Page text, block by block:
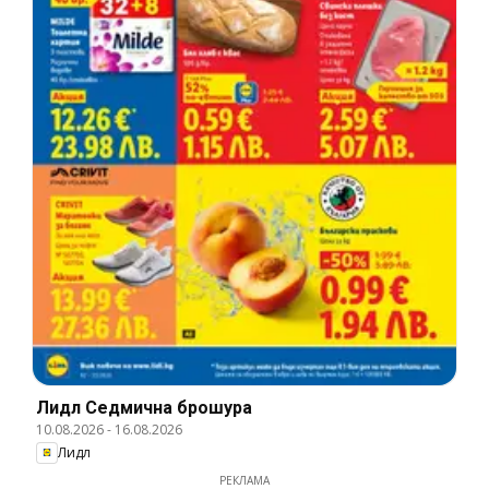
Лидл Cедмична брошура
10.08.2026- 16.08.2026
Лидл
РЕКЛАМА